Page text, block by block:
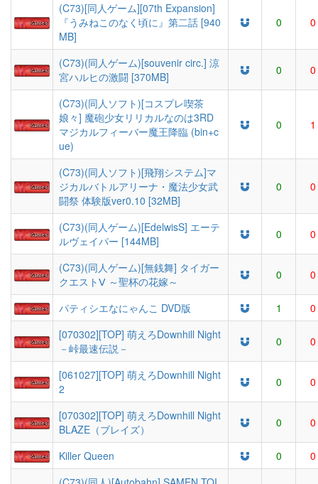
(C73)[同人ゲーム][07th Expansion]
『うみねこのなく頃に』第二話 [940
MB]
0 0
(C73)(同人ゲーム)[souvenir circ.] 涼
宮ハルヒの激闘 [370MB]
0 0
(C73)(同人ソフト)[コスプレ喫茶
娘々] 魔砲少女リリカルなのは3RD
マジカルフィーバー魔王降臨 (bin+c
ue)
0 1
(C73)(同人ソフト)[飛翔システム]マ
ジカルバトルアリーナ・魔法少女武
闘祭 体験版ver0.10 [32MB]
0 0
(C73)(同人ゲーム)[EdelwisS] エーテ
ルヴェイパー [144MB]
0 0
(C73)(同人ゲーム)[無銭舞] タイガー
クエストⅤ ～聖杯の花嫁～
0 0
パティシエなにゃんこ DVD版 1
0
[070302][TOP] 萌えろDownhill Night
－峠最速伝説－
0 0
[061027][TOP] 萌えろDownhill Night
2
0 0
[070302][TOP] 萌えろDownhill Night
BLAZE（ブレイズ）
0 0
Killer Queen 0
0